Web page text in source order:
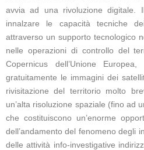
avvia ad una rivoluzione digitale.
innalzare le capacità tecniche
attraverso un supporto tecnologico
nelle operazioni di controllo del
Copernicus dell’Unione
gratuitamente le immagini dei
rivisitazione del territorio molto
un’alta risoluzione spaziale (fino ad
che costituiscono un’enorme
dell’andamento del fenomeno degli
delle attività info-investigative